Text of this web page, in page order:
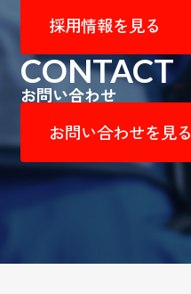
採用情報を見る
CONTACT
お問い合わせ
お問い合わせを見る